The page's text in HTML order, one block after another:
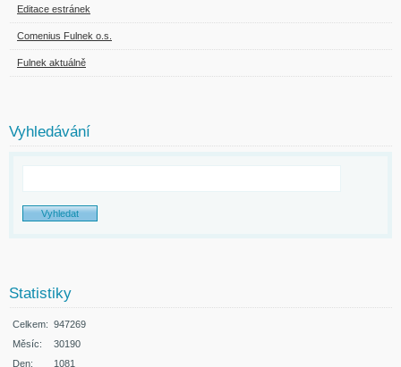
Editace estránek
Comenius Fulnek o.s.
Fulnek aktuálně
Vyhledávání
Statistiky
Celkem: 947269
Měsíc:
30190
Den:
1081